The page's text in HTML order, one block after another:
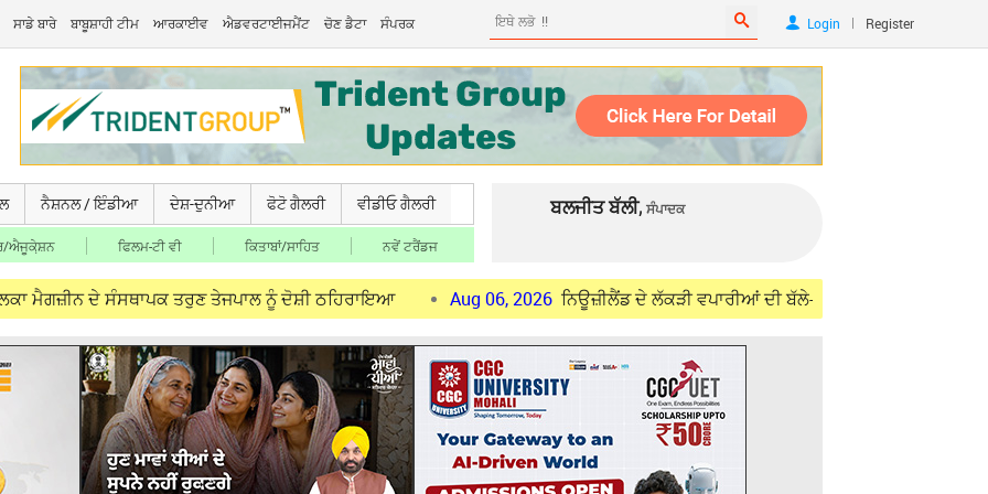
ਸਾਡੇ ਬਾਰੇ ਬਾਬੂਸ਼ਾਹੀ ਟੀਮ ਆਰਕਾਈਵ ਐਡਵਰਟਾਈਜਮੈਂਟ ਚੋਣ ਡੈਟਾ ਸੰਪਰਕ Login | Register
ਨੈਸ਼ਨਲ / ਇੰਡੀਆ ਦੇਸ਼-ਦੁਨੀਆ ਫੋਟੋ ਗੈਲਰੀ ਵੀਡੀਓ ਗੈਲਰੀ
ਐਜੂਕੇ਼ਸ਼ਨ ਫਿਲਮ-ਟੀ ਵੀ ਕਿਤਾਬਾਂ/ਸਾਹਿਤ ਨਵੇਂ ਟਰੈਂਡਜ
ਬਲਜੀਤ ਬੱਲੀ, ਸੰਪਾਦਕ
ਦੇ ਸੰਸਥਾਪਕ ਤਰੁਣ ਤੇਜਪਾਲ ਨੂੰ ਦੋਸ਼ੀ ਠਹਿਰਾਇਆ Aug 06, 2026 ਨਿਊਜ਼ੀਲੈਂਡ ਦੇ ਲੱਕੜੀ ਵਪਾਰੀਆਂ ਦੀ ਬੱਲੇ-ਬੱਲੇ Aug 06, 2026